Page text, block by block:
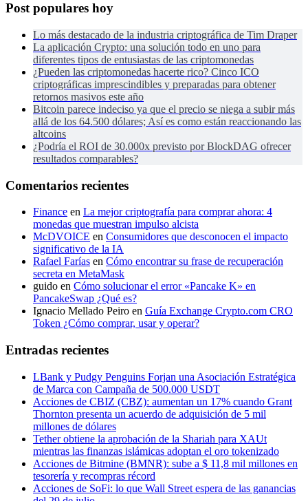
Post populares hoy
Lo más destacado de la industria criptográfica de Tim Draper
La aplicación Crypto: una solución todo en uno para
diferentes tipos de entusiastas de las criptomonedas
¿Pueden las criptomonedas hacerte rico? Cinco ICO
criptográficas imprescindibles y preparadas para obtener
retornos masivos este año
Bitcoin parece indeciso ya que el precio se niega a subir más
allá de los 64.500 dólares; Así es como están reaccionando las
altcoins
¿Podría el ROI de 30.000x previsto por BlockDAG ofrecer
resultados comparables?
Comentarios recientes
Finance en La mejor criptografía para comprar ahora: 4
monedas que muestran impulso alcista
McDVOICE en Consumidores que desconocen el impacto
significativo de la IA
Rafael Farías en Cómo encontrar su frase de recuperación
secreta en MetaMask
guido en Cómo solucionar el error «Pancake K» en
PancakeSwap ¿Qué es?
Ignacio Mellado Peiro en Guía Exchange Crypto.com CRO
Token ¿Cómo comprar, usar y operar?
Entradas recientes
LBank y Pudgy Penguins Forjan una Asociación Estratégica
de Marca con Campaña de 500.000 USDT
Acciones de CBIZ (CBZ): aumentan un 17% cuando Grant
Thornton presenta un acuerdo de adquisición de 5 mil
millones de dólares
Tether obtiene la aprobación de la Shariah para XAUt
mientras las finanzas islámicas adoptan el oro tokenizado
Acciones de Bitmine (BMNR): sube a $ 11,8 mil millones en
tesorería y recompras récord
Acciones de SoFi: lo que Wall Street espera de las ganancias